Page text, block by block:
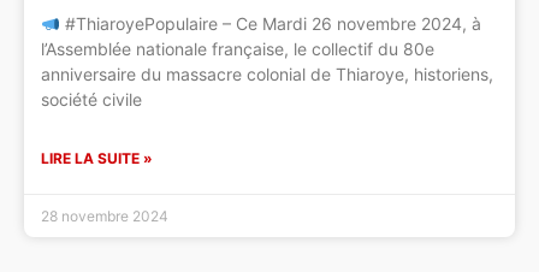
#ThiaroyePopulaire – Ce Mardi 26 novembre 2024, à
l’Assemblée nationale française, le collectif du 80e
anniversaire du massacre colonial de Thiaroye, historiens,
société civile
LIRE LA SUITE »
28 novembre 2024